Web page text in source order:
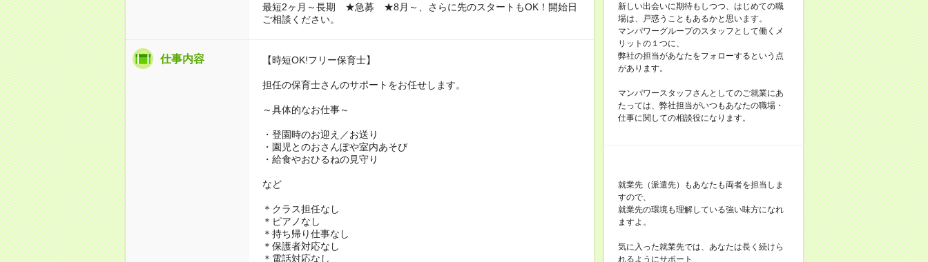
最短2ヶ月～長期 ★急募 ★8月～、さらに先のスタートもOK！開始日
ご相談ください。
仕事内容 【時短OK!フリー保育士】
担任の保育士さんのサポートをお任せします。
～具体的なお仕事～
・登園時のお迎え／お送り
・園児とのおさんぽや室内あそび
・給食やおひるねの見守り
など
＊クラス担任なし
＊ピアノなし
＊持ち帰り仕事なし
＊保護者対応なし
＊電話対応なし
新しい出会いに期待もしつつ、はじめての職
場は、戸惑うこともあるかと思います。
マンパワーグループのスタッフとして働くメ
リットの１つに、
弊社の担当があなたをフォローするという点
があります。
マンパワースタッフさんとしてのご就業にあ
たっては、弊社担当がいつもあなたの職場・
仕事に関しての相談役になります。
就業先（派遣先）もあなたも両者を担当しま
すので、
就業先の環境も理解している強い味方になれ
ますよ。
気に入った就業先では、あなたは長く続けら
れるようにサポート